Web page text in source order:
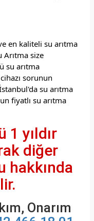
en kaliteli su arıtma
Arıtma size
su arıtma
sorunun
su arıtma
fiyatlı su arıtma
1 yıldır
diğer
hakkında
Onarım